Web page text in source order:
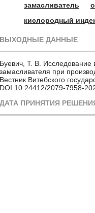
замасливатель
кислородный
ВЫХОДНЫЕ ДАННЫЕ
Буевич, Т. В. Исследование
замасливателя при
Вестник Витебского
DOI:10.24412/2079-7958-
ДАТА ПРИНЯТИЯ